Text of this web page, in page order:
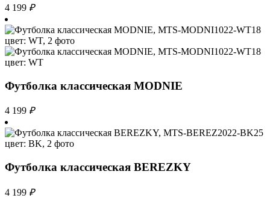
4 199 ₽
Футболка классическая MODNIE
4 199 ₽
Футболка классическая BEREZKY
4 199 ₽